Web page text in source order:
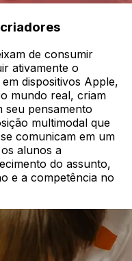
de consumir
ativamente o
dispositivos Apple,
mundo real, criam
seu pensamento
multimodal que
comunicam em um
alunos a
do assunto,
e a competência no